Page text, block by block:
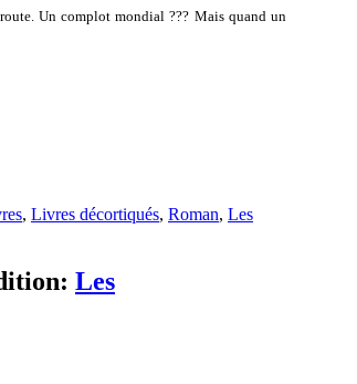
Un complot mondial ??? Mais quand un
, Livres décortiqués, Roman, Les
Les